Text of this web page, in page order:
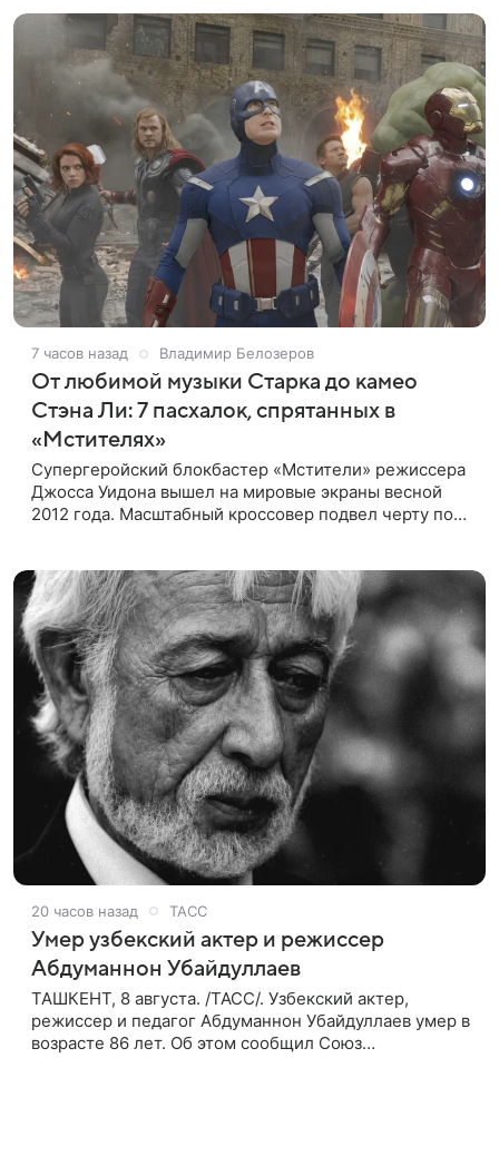
7 часов назад Владимир Белозеров
От любимой музыки Старка до камео
Стэна Ли: 7 пасхалок, спрятанных в
«Мстителях»
Супергеройский блокбастер «Мстители» режиссера
Джосса Уидона вышел на мировые экраны весной
2012 года. Масштабный кроссовер подвел черту под
20 часов назад ТАСС
Умер узбекский актер и режиссер
Абдуманнон Убайдуллаев
ТАШКЕНТ, 8 августа. /ТАСС/. Узбекский актер,
режиссер и педагог Абдуманнон Убайдуллаев умер в
возрасте 86 лет. Об этом сообщил Союз